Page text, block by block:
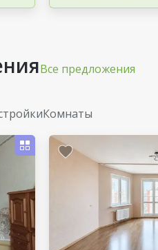
Все предложения
Комнаты